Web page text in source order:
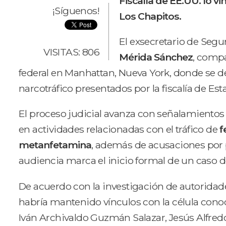
¡Síguenos!
VISITAS: 806
Los Chapitos.
El exsecretario de
Mérida Sánchez,
federal en Manhattan, Nueva York, donde se
narcotráfico presentados por la fiscalía de
El proceso judicial avanza con
en actividades relacionadas con el tráfico de
metanfetamina, además de acusaciones
audiencia marca el inicio formal de un caso
De acuerdo con la investigación de
habría mantenido vínculos con la célula
Iván Archivaldo Guzmán Salazar, Jesús